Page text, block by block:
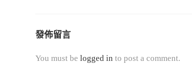
d
n
發佈留言
You must be logged in to post a comment.